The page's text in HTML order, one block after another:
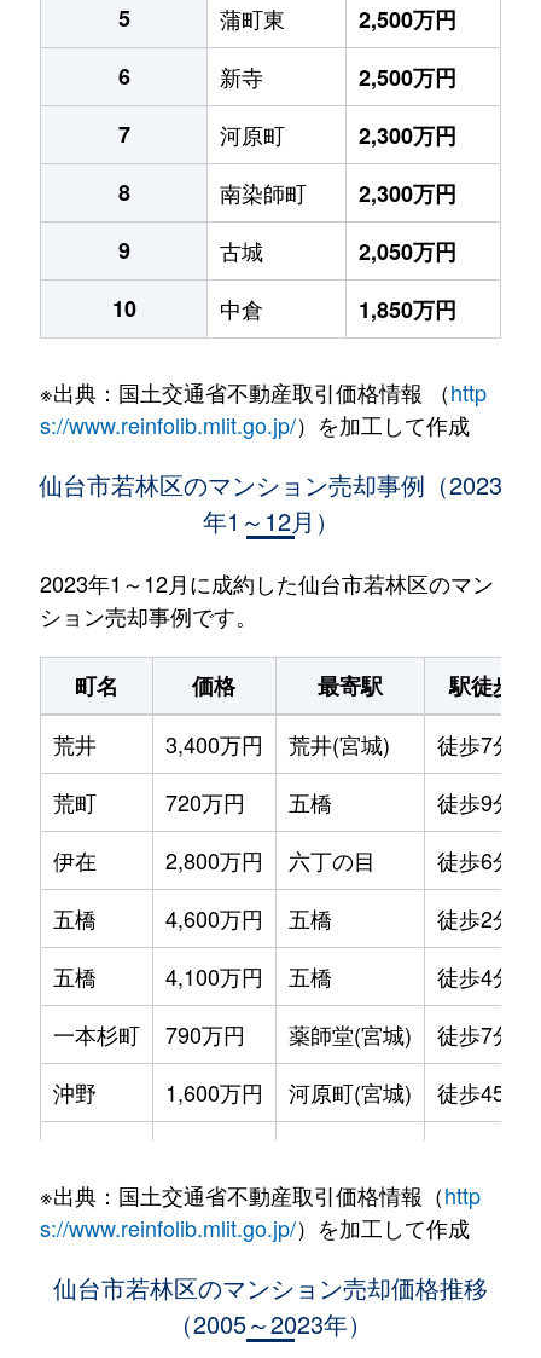
5
蒲町東
2,500万円
6
新寺
2,500万円
7
河原町
2,300万円
8
南染師町
2,300万円
9
古城
2,050万円
10
中倉 1,850万円
※出典：国土交通省不動産取引価格情報 （http
s://www.reinfolib.mlit.go.jp/）を加工して作成
仙台市若林区のマンション売却事例（2023
年1～12月）
2023年1～12月に成約した仙台市若林区のマン
ション売却事例です。
町名 価格 最寄駅
駅徒歩
荒井
3,400万円 荒井(宮城)
徒歩7分
荒町
720万円 五橋
徒歩9分
伊在
2,800万円 六丁の目
徒歩6分
五橋
4,600万円 五橋
徒歩2分
五橋
4,100万円 五橋
徒歩4分
一本杉町
790万円 薬師堂(宮城)
徒歩7分
沖野
1,600万円 河原町(宮城)
徒歩45分
蒲町東
2,500万円 六丁の目
徒歩8分
2,100万円 河原町(宮城)
※出典：国土交通省不動産取引価格情報（http
s://www.reinfolib.mlit.go.jp/）を加工して作成
仙台市若林区のマンション売却価格推移
（2005～2023年）